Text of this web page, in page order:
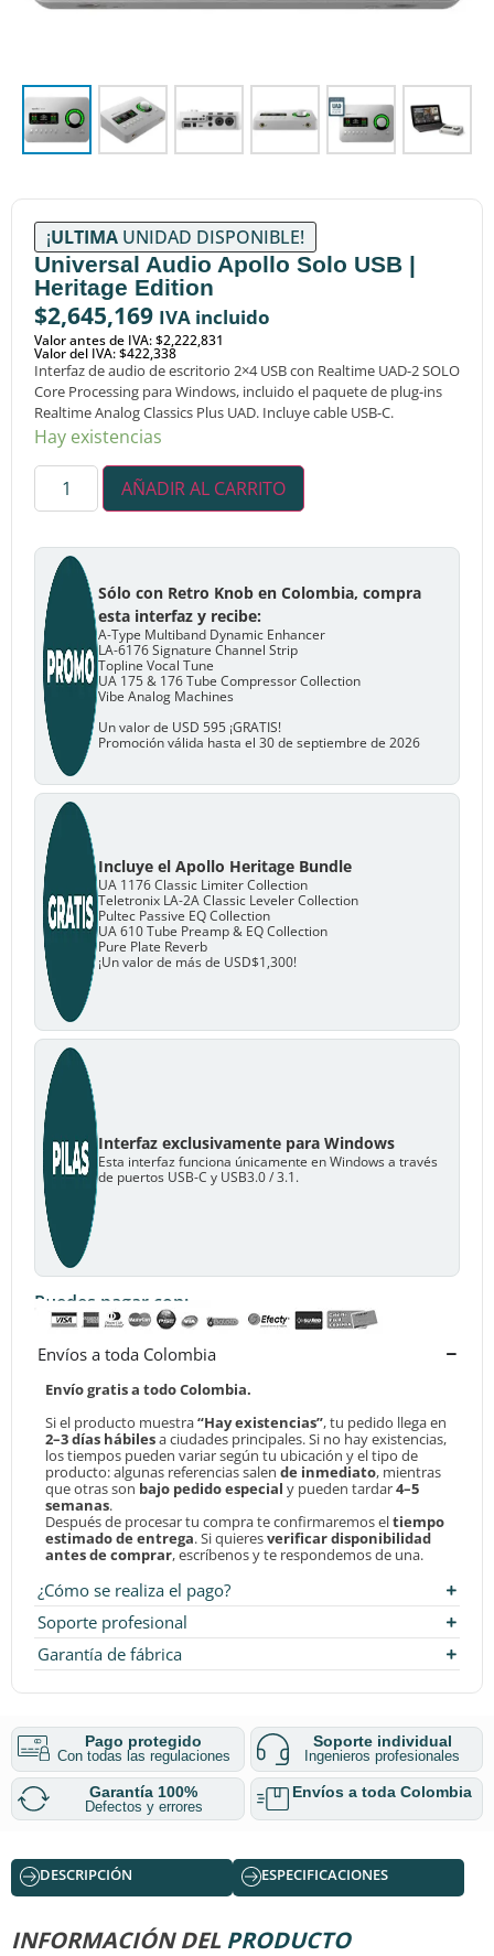
¡ULTIMA UNIDAD DISPONIBLE!
Universal Audio Apollo Solo USB |
Heritage Edition
$2,645,169 IVA incluido
Valor antes de IVA: $2,222,831
Valor del IVA: $422,338
Interfaz de audio de escritorio 2×4 USB con Realtime UAD-2 SOLO
Core Processing para Windows, incluido el paquete de plug-ins
Realtime Analog Classics Plus UAD. Incluye cable USB-C.
Hay existencias
AÑADIR AL CARRITO
Sólo con Retro Knob en Colombia, compra
esta interfaz y recibe:
A-Type Multiband Dynamic Enhancer
LA-6176 Signature Channel Strip
Topline Vocal Tune
UA 175 & 176 Tube Compressor Collection
Vibe Analog Machines
Un valor de USD 595 ¡GRATIS!
Promoción válida hasta el 30 de septiembre de 2026
Incluye el Apollo Heritage Bundle
UA 1176 Classic Limiter Collection
Teletronix LA-2A Classic Leveler Collection
Pultec Passive EQ Collection
UA 610 Tube Preamp & EQ Collection
Pure Plate Reverb
¡Un valor de más de USD$1,300!
Interfaz exclusivamente para Windows
Esta interfaz funciona únicamente en Windows a través
de puertos USB-C y USB3.0 / 3.1.
Puedes pagar con:
Envíos a toda Colombia
Envío gratis a todo Colombia.
Si el producto muestra“Hay existencias”, tu pedido llega en
2–3 días hábilesa ciudades principales. Si no hay existencias,
los tiempos pueden variar según tu ubicación y el tipo de
producto: algunas referencias salen de inmediato, mientras
que otras son bajo pedido especial y pueden tardar4–5
semanas.
Después de procesar tu compra te confirmaremos eltiempo
estimado de entrega. Si quieresverificar disponibilidad
antes de comprar, escríbenos y te respondemos de una.
¿Cómo se realiza el pago?
Soporte profesional
Garantía de fábrica
Pago protegido
Con todas las regulaciones
Soporte individual
Ingenieros profesionales
Garantía 100%
Defectos y errores
Envíos a toda Colombia
DESCRIPCIÓN ESPECIFICACIONES
INFORMACIÓN DEL PRODUCTO